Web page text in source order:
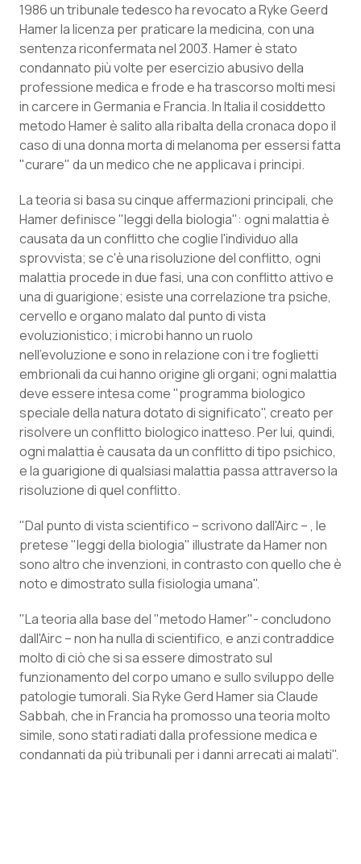
Sicilia
Toscana
Umbria
Valle D’Aosta
Neuroscienze & patologie neurodegenerative
Obesità
Oftalmologia
Oncodermatologia
Oncologia & Nutrizione
Psoriasi & pelle
Quotidiano Cardiologia
Quotidiano Chirurgia
Quotidiano Oncologia
Quotidiano Pediatria
Rene & patologie urogenitali
Salute orale & impianti
Sangue & coagulazione
Tumore al seno
Tumore ovarico
Tumori del Polmone & Testa Collo
1986 un tribunale tedesco ha revocato a Ryke Geerd
Hamer la licenza per praticare la medicina, con una
sentenza riconfermata nel 2003. Hamer è stato
condannato più volte per esercizio abusivo della
professione medica e frode e ha trascorso molti mesi
in carcere in Germania e Francia. In Italia il cosiddetto
metodo Hamer è salito alla ribalta della cronaca dopo il
caso di una donna morta di melanoma per essersi fatta
"curare" da un medico che ne applicava i principi.
La teoria si basa su cinque affermazioni principali, che
Hamer definisce "leggi della biologia": ogni malattia è
causata da un conflitto che coglie l'individuo alla
sprovvista; se c'è una risoluzione del conflitto, ogni
malattia procede in due fasi, una con conflitto attivo e
una di guarigione; esiste una correlazione tra psiche,
cervello e organo malato dal punto di vista
evoluzionistico; i microbi hanno un ruolo
nell'evoluzione e sono in relazione con i tre foglietti
embrionali da cui hanno origine gli organi; ogni malattia
deve essere intesa come "programma biologico
speciale della natura dotato di significato", creato per
risolvere un conflitto biologico inatteso. Per lui, quindi,
ogni malattia è causata da un conflitto di tipo psichico,
e la guarigione di qualsiasi malattia passa attraverso la
risoluzione di quel conflitto.
"Dal punto di vista scientifico – scrivono dall'Airc – , le
pretese "leggi della biologia" illustrate da Hamer non
sono altro che invenzioni, in contrasto con quello che è
noto e dimostrato sulla fisiologia umana".
"La teoria alla base del "metodo Hamer"- concludono
dall'Airc – non ha nulla di scientifico, e anzi contraddice
molto di ciò che si sa essere dimostrato sul
funzionamento del corpo umano e sullo sviluppo delle
patologie tumorali. Sia Ryke Gerd Hamer sia Claude
Sabbah, che in Francia ha promosso una teoria molto
simile, sono stati radiati dalla professione medica e
condannati da più tribunali per i danni arrecati ai malati".